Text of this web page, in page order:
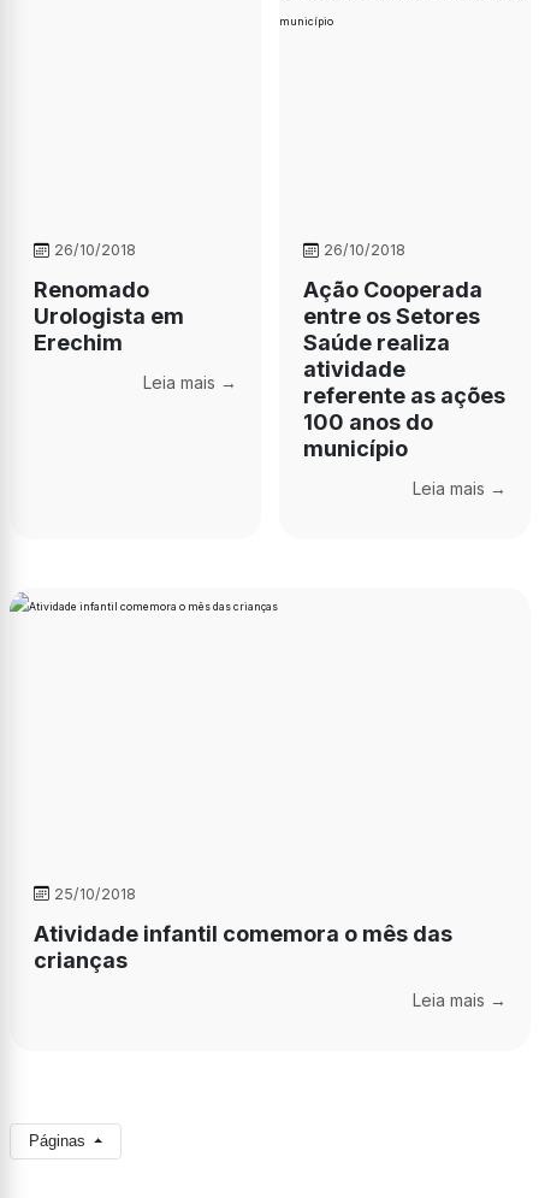
26/10/2018
Renomado
Urologista em
Erechim
Leia mais →
26/10/2018
Ação Cooperada
entre os Setores
Saúde realiza
atividade
referente as ações
100 anos do
município
Leia mais →
25/10/2018
Atividade infantil comemora o mês das
crianças
Leia mais →
Páginas